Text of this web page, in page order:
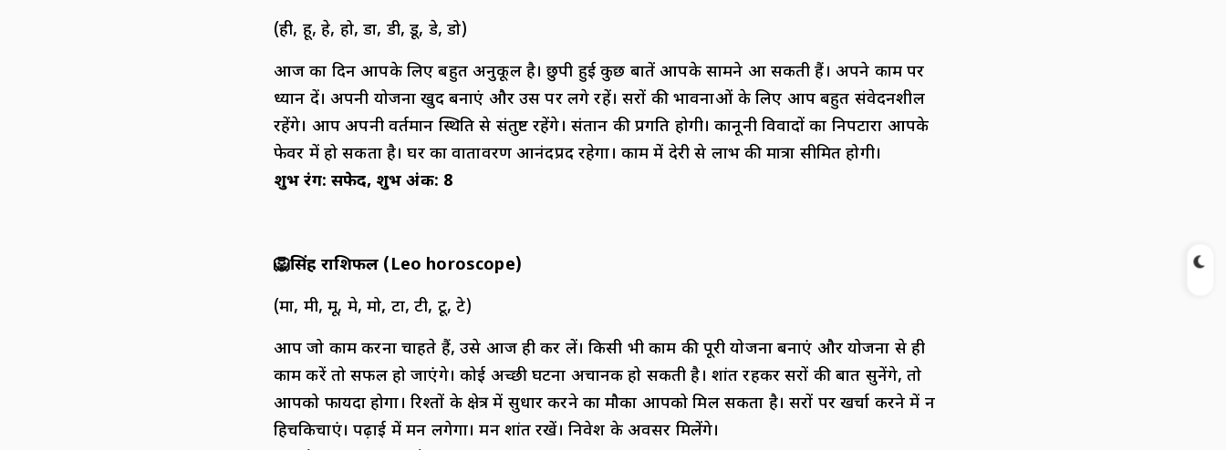
(ही, हू, हे, हो, डा, डी, डू, डे, डो)
आज का दिन आपके लिए बहुत अनुकूल है। छुपी हुई कुछ बातें आपके सामने आ सकती हैं। अपने काम पर
ध्यान दें। अपनी योजना खुद बनाएं और उस पर लगे रहें। दूसरों की भावनाओं के लिए आप बहुत संवेदनशील
रहेंगे। आप अपनी वर्तमान स्थिति से संतुष्ट रहेंगे। संतान की प्रगति होगी। कानूनी विवादों का निपटारा आपके
फेवर में हो सकता है। घर का वातावरण आनंदप्रद रहेगा। काम में देरी से लाभ की मात्रा सीमित होगी।
शुभ रंग: सफेद, शुभ अंक: 8
🦁सिंह राशिफल (Leo horoscope)
(मा, मी, मू, मे, मो, टा, टी, टू, टे)
आप जो काम करना चाहते हैं, उसे आज ही कर लें। किसी भी काम की पूरी योजना बनाएं और योजना से ही
काम करें तो सफल हो जाएंगे। कोई अच्छी घटना अचानक हो सकती है। शांत रहकर दूसरों की बात सुनेंगे, तो
आपको फायदा होगा। रिश्तों के क्षेत्र में सुधार करने का मौका आपको मिल सकता है। दूसरों पर खर्चा करने में न
हिचकिचाएं। पढ़ाई में मन लगेगा। मन शांत रखें। निवेश के अवसर मिलेंगे।